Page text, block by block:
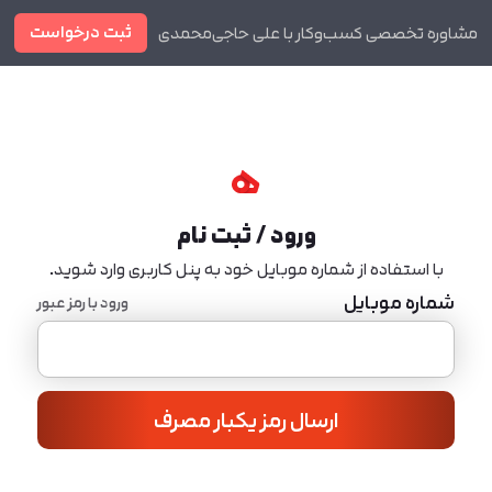
مشاوره تخصصی کسب‌وکار با علی حاجی‌محمدی ثبت درخواست
ورود / ثبت نام
با استفاده از شماره موبایل خود به پنل کاربری وارد شوید.
شماره موبایل ورود با رمز عبور
ارسال رمز یکبار مصرف